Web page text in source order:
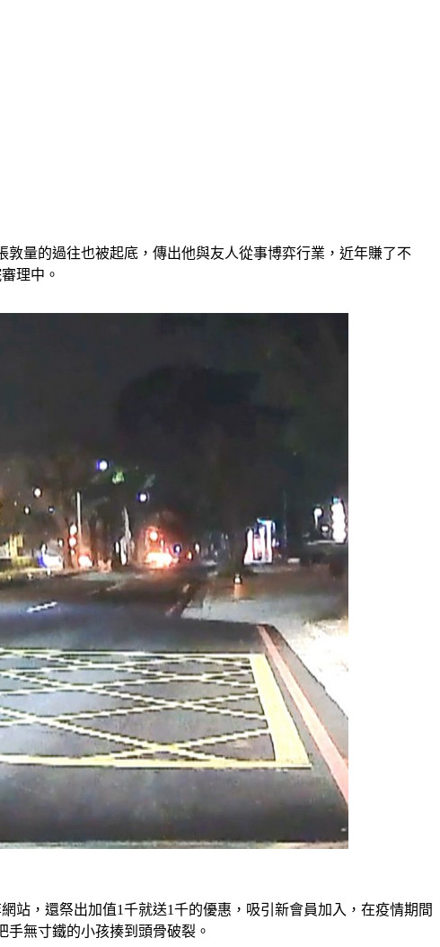
量的過往也被起底，傳出他與友人從事博弈行業，近年賺了不
理中。
站，還祭出加值1千就送1千的優惠，吸引新會員加入，在疫情期間
無寸鐵的小孩揍到頭骨破裂。